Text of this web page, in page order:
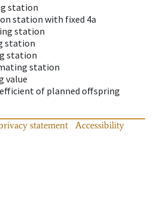
station
station with fixed 4a
station
station
station
station
value
of planned offspring
statement
Accessibility